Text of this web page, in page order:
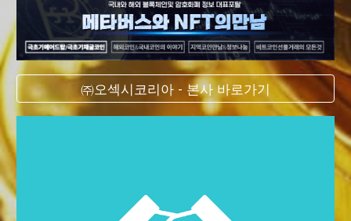
㈜오섹시코리아 - 본사 바로가기